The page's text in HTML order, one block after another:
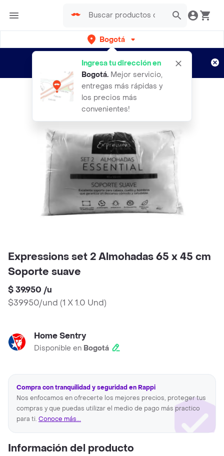
Bogotá
Ingresa tu dirección en
Bogotá. Mejor servicio,
entregas más rápidas y
los precios más
convenientes!
envíos gratis por semanas
Aplican TyC
Expressions set 2 Almohadas 65 x 45 cm
Soporte suave
$ 39.950 /u
$39950/und (1 X 1.0 Und)
Home Sentry
Disponible en Bogotá
Compra con tranquilidad y seguridad en Rappi
Nos enfocamos en ofrecerte los mejores precios, proteger tus
compras y que puedas utilizar el medio de pago más practico
para ti. Conoce más...
Información del producto